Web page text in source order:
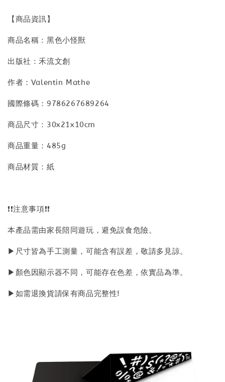
【商品資訊】
商品名稱：黑色小怪獸
出版社：禾流文創
作者：Valentin Mathe
國際條碼：9786267689264
商品尺寸：30x21x10cm
商品重量：485g
商品材質：紙
❗❗注意事項❗❗
本產品需由家長陪同遊玩，避免誤食危險。
▶尺寸皆為手工測量，可能含有誤差，敬請多見諒。
▶顏色因顯示器不同，可能存在色差，依實品為準。
▶如需退換貨請保有商品完整性!